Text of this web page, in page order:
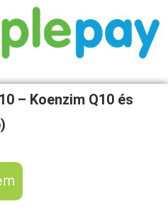
– Koenzim Q10 és